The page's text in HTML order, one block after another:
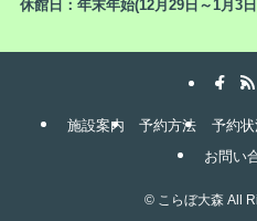
休館日：年末年始(12月29日～1月3
施設案内 予約方法 予約状
お問い
© こらぼ大森 All